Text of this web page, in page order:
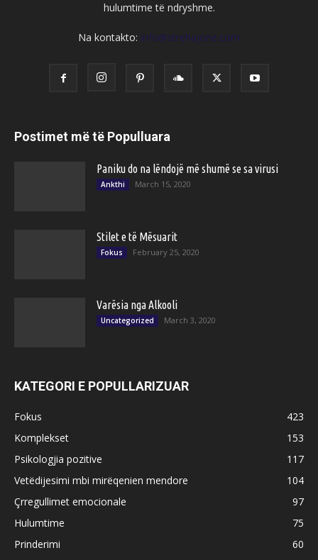
hulumtime të ndryshme.
Na kontakto: info@strehajone.com
Postimet më të Populluara
Paniku do na lëndojë më shumë se sa virusi
Ankthi March 15, 2020
Stilet e të Mësuarit
Fokus February 25, 2020
Varësia nga Alkooli
Uncategorized March 3, 2020
KATEGORI E POPULLARIZUAR
Fokus
423
Komplekset
153
Psikologjia pozitive
117
Vetëdijesimi mbi mirëqenien mendore
104
Çrregullimet emocionale
97
Hulumtime
75
Prinderimi
60